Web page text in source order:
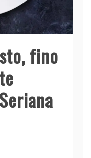
fino